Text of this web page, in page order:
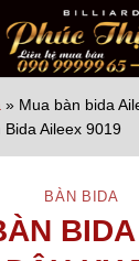
» Mua bàn bida
Aileex 9019
BÀN BIDA